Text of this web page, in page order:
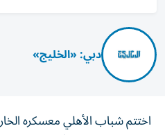
دبي: «الخليج»
اختتم شباب الأهلي معسكره